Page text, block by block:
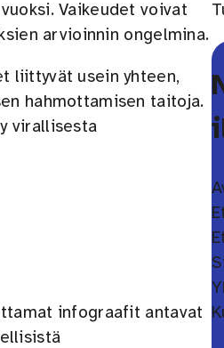
Vaikeudet voivat
arvioinnin ongelmina.
liittyvät usein yhteen,
hahmottamisen taitoja.
virallisesta
infograafit antavat